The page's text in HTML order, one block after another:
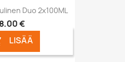
Duo 2x100ML
8,00 €
LISÄÄ